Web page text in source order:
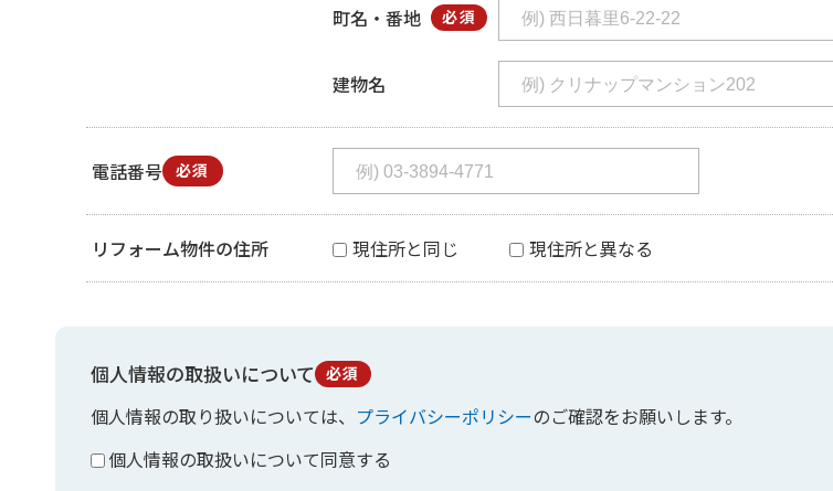
町名・番地 必須
建物名
電話番号 必須
リフォーム物件の住所 現住所と同じ 現住所と異なる
個人情報の取扱いについて 必須
個人情報の取り扱いについては、 プライバシーポリシーのご確認をお願いします。
個人情報の取扱いについて同意する